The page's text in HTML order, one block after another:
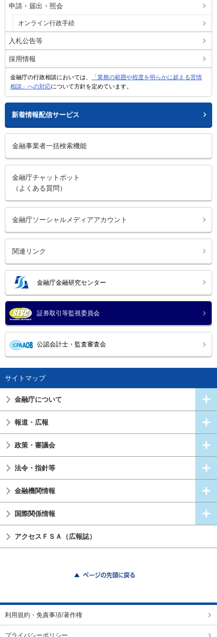
申請・届出・照会
オンライン行政手続
入札公告等
採用情報
金融庁の行政相談においては、
「業務の範囲や程度を明らかに超える苦情
相談」への対応について方針を定めています。
新着情報配信サービス
金融事業者一括検索機能
金融庁チャットボット
（よくある質問）
金融庁ソーシャルメディアアカウント
関連リンク
金融庁金融研究センター
証券取引等監視委員会
公認会計士・監査審査会
サイトマップ
金融庁について
報道・広報
政策・審議会
法令・指針等
金融機関情報
国際関係情報
アクセスＦＳＡ（広報誌）
利用規約・免責事項/著作権
プライバシーポリシー